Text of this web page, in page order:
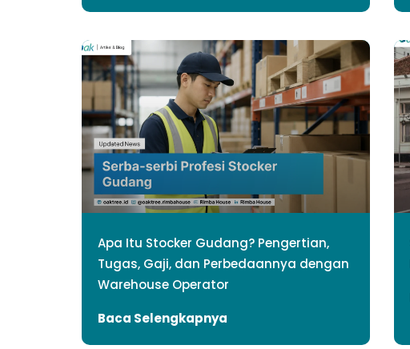
Apa Itu Stocker Gudang? Pengertian,
Tugas, Gaji, dan Perbedaannya dengan
Warehouse Operator
Baca Selengkapnya